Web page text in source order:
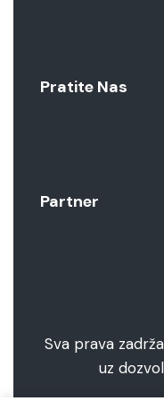
Pratite Nas
Partner
Sva prava
uz